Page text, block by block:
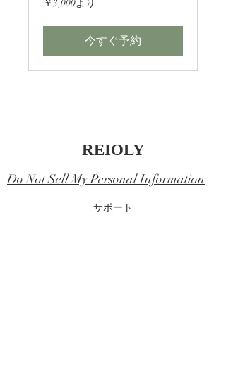
円
り
￥3,000より
今すぐ予約
REIOLY
Do Not Sell My Personal Information
​サポート